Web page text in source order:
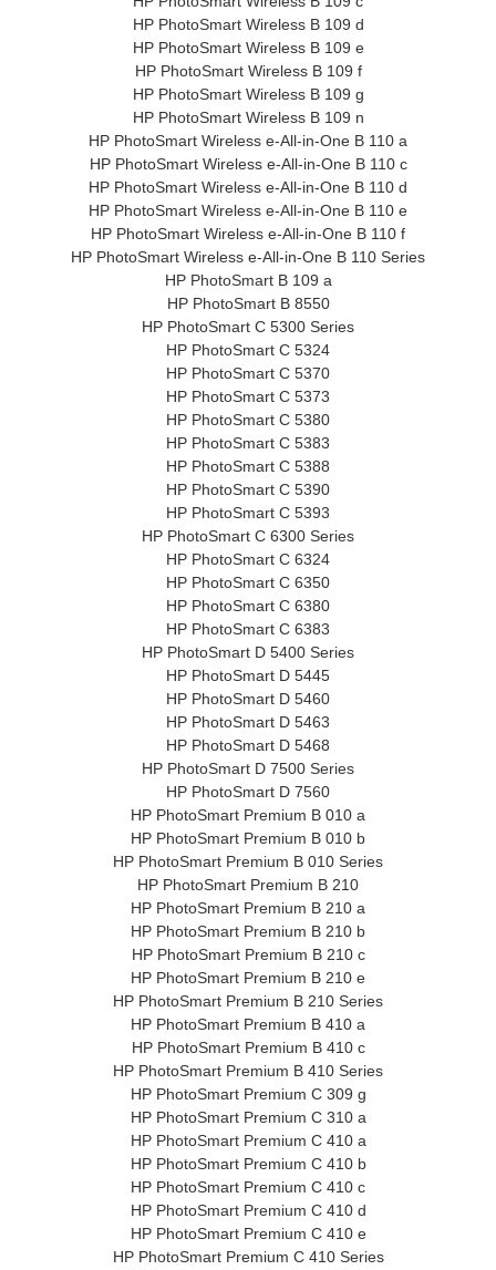
HP PhotoSmart Wireless B 109 d
HP PhotoSmart Wireless B 109 e
HP PhotoSmart Wireless B 109 f
HP PhotoSmart Wireless B 109 g
HP PhotoSmart Wireless B 109 n
HP PhotoSmart Wireless e-All-in-One B 110 a
HP PhotoSmart Wireless e-All-in-One B 110 c
HP PhotoSmart Wireless e-All-in-One B 110 d
HP PhotoSmart Wireless e-All-in-One B 110 e
HP PhotoSmart Wireless e-All-in-One B 110 f
HP PhotoSmart Wireless e-All-in-One B 110 Series
HP PhotoSmart B 109 a
HP PhotoSmart B 8550
HP PhotoSmart C 5300 Series
HP PhotoSmart C 5324
HP PhotoSmart C 5370
HP PhotoSmart C 5373
HP PhotoSmart C 5380
HP PhotoSmart C 5383
HP PhotoSmart C 5388
HP PhotoSmart C 5390
HP PhotoSmart C 5393
HP PhotoSmart C 6300 Series
HP PhotoSmart C 6324
HP PhotoSmart C 6350
HP PhotoSmart C 6380
HP PhotoSmart C 6383
HP PhotoSmart D 5400 Series
HP PhotoSmart D 5445
HP PhotoSmart D 5460
HP PhotoSmart D 5463
HP PhotoSmart D 5468
HP PhotoSmart D 7500 Series
HP PhotoSmart D 7560
HP PhotoSmart Premium B 010 a
HP PhotoSmart Premium B 010 b
HP PhotoSmart Premium B 010 Series
HP PhotoSmart Premium B 210
HP PhotoSmart Premium B 210 a
HP PhotoSmart Premium B 210 b
HP PhotoSmart Premium B 210 c
HP PhotoSmart Premium B 210 e
HP PhotoSmart Premium B 210 Series
HP PhotoSmart Premium B 410 a
HP PhotoSmart Premium B 410 c
HP PhotoSmart Premium B 410 Series
HP PhotoSmart Premium C 309 g
HP PhotoSmart Premium C 310 a
HP PhotoSmart Premium C 410 a
HP PhotoSmart Premium C 410 b
HP PhotoSmart Premium C 410 c
HP PhotoSmart Premium C 410 d
HP PhotoSmart Premium C 410 e
HP PhotoSmart Premium C 410 Series